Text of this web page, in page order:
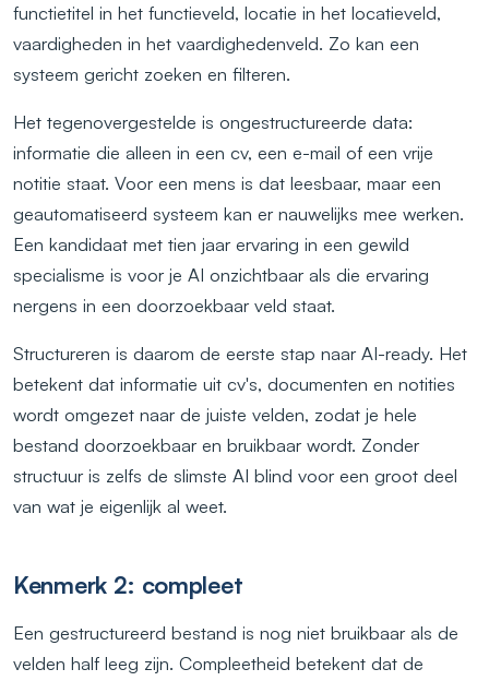
functietitel in het functieveld, locatie in het locatieveld,
vaardigheden in het vaardighedenveld. Zo kan een
systeem gericht zoeken en filteren.
Het tegenovergestelde is ongestructureerde data:
informatie die alleen in een cv, een e-mail of een vrije
notitie staat. Voor een mens is dat leesbaar, maar een
geautomatiseerd systeem kan er nauwelijks mee werken.
Een kandidaat met tien jaar ervaring in een gewild
specialisme is voor je AI onzichtbaar als die ervaring
nergens in een doorzoekbaar veld staat.
Structureren is daarom de eerste stap naar AI-ready. Het
betekent dat informatie uit cv's, documenten en notities
wordt omgezet naar de juiste velden, zodat je hele
bestand doorzoekbaar en bruikbaar wordt. Zonder
structuur is zelfs de slimste AI blind voor een groot deel
van wat je eigenlijk al weet.
Kenmerk 2: compleet
Een gestructureerd bestand is nog niet bruikbaar als de
velden half leeg zijn. Compleetheid betekent dat de